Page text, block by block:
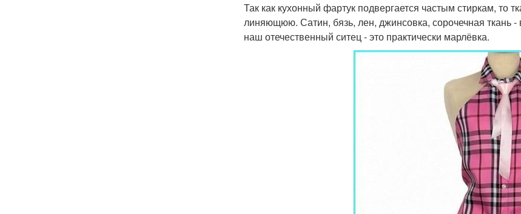
Так как кухонный фартук подвергается частым стиркам, то
линяющюю. Сатин, бязь, лен, джинсовка, сорочечная ткань
наш отечественный ситец - это практически марлёвка.